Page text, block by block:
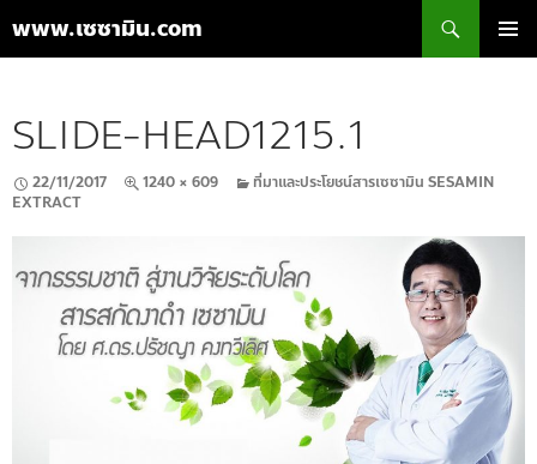
www.เซซามิน.com
เนื้อหา
SLIDE-HEAD1215.1
22/11/2017 1240 × 609
ที่มาและประโยชน์สารเซซามิน SESAMIN
EXTRACT